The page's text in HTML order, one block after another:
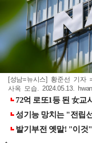
[성남=뉴시스] 황준선 기자
사옥 모습. 2024.05.13.